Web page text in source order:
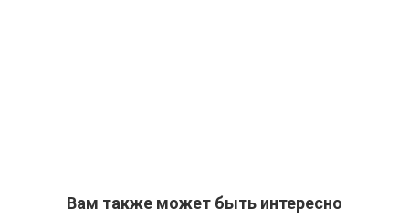
Вам также может быть интересно